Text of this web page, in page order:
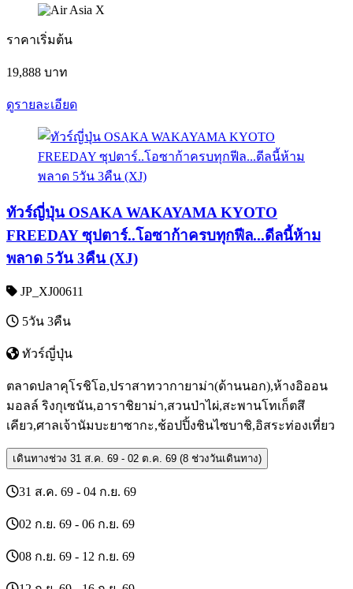
ราคาเริ่มต้น
19,888 บาท
ดูรายละเอียด
ทัวร์ญี่ปุ่น OSAKA WAKAYAMA KYOTO
FREEDAY ซุปตาร์..โอซาก้าครบทุกฟีล...ดีลนี้ห้าม
พลาด 5วัน 3คืน (XJ)
JP_XJ00611
5วัน 3คืน
ทัวร์ญี่ปุ่น
ตลาดปลาคุโรชิโอ,ปราสาทวากายาม่า(ด้านนอก),ห้างอิออน
มอลล์ ริงกุเซนัน,อาราชิยาม่า,สวนป่าไผ่,สะพานโทเก็ตสึ
เคียว,ศาลเจ้านัมบะยาซากะ,ช้อปปิ้งชินไซบาชิ,อิสระท่องเที่ยว
เดินทางช่วง 31 ส.ค. 69 - 02 ต.ค. 69 (8 ช่วงวันเดินทาง)
31 ส.ค. 69 - 04 ก.ย. 69
02 ก.ย. 69 - 06 ก.ย. 69
08 ก.ย. 69 - 12 ก.ย. 69